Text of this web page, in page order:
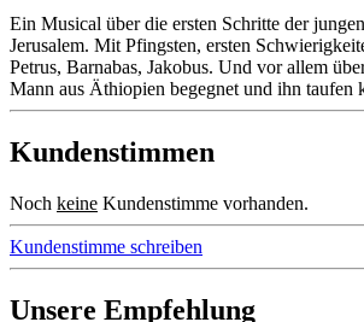
Ein Musical über die ersten Schritte der
Jerusalem. Mit Pfingsten, ersten
Petrus, Barnabas, Jakobus. Und vor allem
Mann aus Äthiopien begegnet und ihn taufen
Kundenstimmen
Noch keine Kundenstimme vorhanden.
Kundenstimme schreiben
Unsere Empfehlung